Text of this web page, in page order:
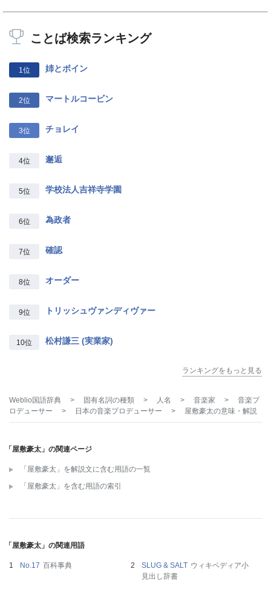
ことば検索ランキング
1位 姉とボイン
2位 マートルコービン
3位 チョレイ
4位 邂逅
5位 学校法人吉祥寺学園
6位 為政者
7位 確認
8位 オーダー
9位 トリッシュヴァンディヴァー
10位 松村謙三 (実業家)
ランキングをもっと見る
Weblio国語辞典 > 固有名詞の種類 > 人名 > 音楽家 >
音楽プ
ロデューサー
> 日本の音楽プロデューサー > 屋敷豪太の意味・解説
「屋敷豪太」の関連ページ
「屋敷豪太」を解説文に含む用語の一覧
「屋敷豪太」を含む用語の索引
「屋敷豪太」の関連用語
No.17 百科事典 SLUG & SALT ウィキペディア小
見出し辞書